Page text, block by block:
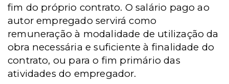
fim do próprio contrato. O salário pago ao
autor empregado servirá como
remuneração à modalidade de utilização da
obra necessária e suficiente à finalidade do
contrato, ou para o fim primário das
atividades do empregador.